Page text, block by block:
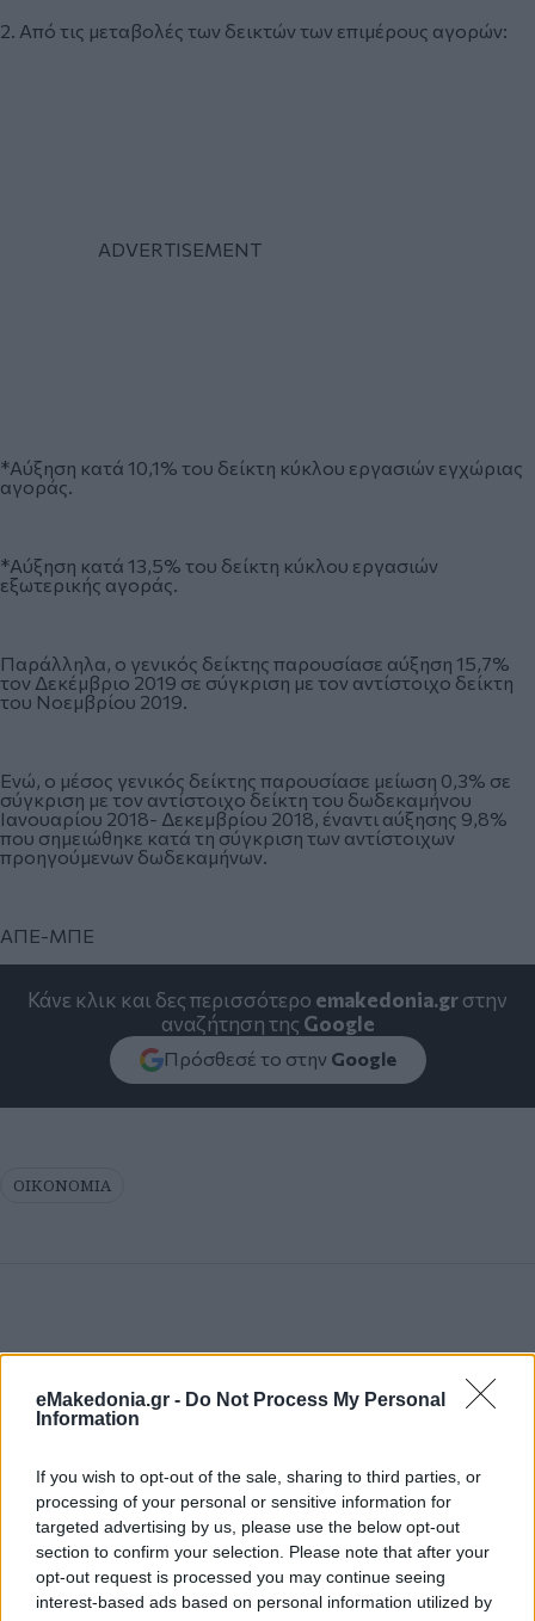
eMakedonia.gr - Do Not Process My Personal
Information
If you wish to opt-out of the sale, sharing to third parties, or
processing of your personal or sensitive information for
targeted advertising by us, please use the below opt-out
section to confirm your selection. Please note that after your
opt-out request is processed you may continue seeing
interest-based ads based on personal information utilized by
2. Από τις μεταβολές των δεικτών των επιμέρους αγορών:
*Αύξηση κατά 10,1% του δείκτη κύκλου εργασιών εγχώριας
αγοράς.
*Αύξηση κατά 13,5% του δείκτη κύκλου εργασιών
εξωτερικής αγοράς.
Παράλληλα, ο γενικός δείκτης παρουσίασε αύξηση 15,7%
τον Δεκέμβριο 2019 σε σύγκριση με τον αντίστοιχο δείκτη
του Νοεμβρίου 2019.
Ενώ, ο μέσος γενικός δείκτης παρουσίασε μείωση 0,3% σε
σύγκριση με τον αντίστοιχο δείκτη του δωδεκαμήνου
Ιανουαρίου 2018- Δεκεμβρίου 2018, έναντι αύξησης 9,8%
που σημειώθηκε κατά τη σύγκριση των αντίστοιχων
προηγούμενων δωδεκαμήνων.
ΑΠΕ-ΜΠΕ
Κάνε κλικ και δες περισσότερο emakedonia.grστην
αναζήτηση της Google
Πρόσθεσέ το στην Google
ΟΙΚΟΝΟΜΙΑ